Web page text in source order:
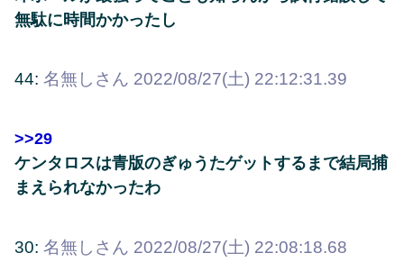
無駄に時間かかったし
44: 名無しさん 2022/08/27(土) 22:12:31.39
>>29
ケンタロスは青版のぎゅうたゲットするまで結局捕
まえられなかったわ
30: 名無しさん 2022/08/27(土) 22:08:18.68